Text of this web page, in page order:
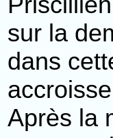
sur la
dans
Après la